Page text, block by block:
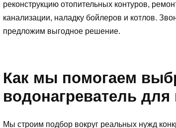
реконструкцию отопительных контуров,
канализации, наладку бойлеров и котлов.
предложим выгодное решение.
Как мы помогаем
водонагреватель
Мы строим подбор вокруг реальных нужд